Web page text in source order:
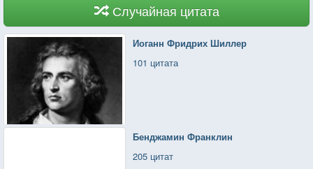
Случайная цитата
Иоганн Фридрих Шиллер
101 цитата
Бенджамин Франклин
205 цитат